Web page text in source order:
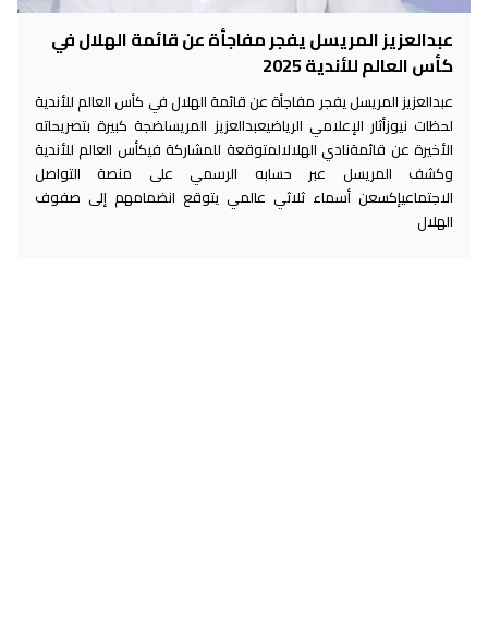
عبدالعزيز المريسل يفجر مفاجأة عن قائمة الهلال في
كأس العالم للأندية 2025
عبدالعزيز المريسل يفجر مفاجأة عن قائمة الهلال في كأس العالم للأندية
لحظات نيوزأثار الإعلامي الرياضيعبدالعزيز المريسلضجة كبيرة بتصريحاته
الأخيرة عن قائمةنادي الهلالالمتوقعة للمشاركة فيكأس العالم للأندية
وكشف المريسل عبر حسابه الرسمي على منصة التواصل
الاجتماعيإكسعن أسماء ثلاثي عالمي يتوقع انضمامهم إلى صفوف
الهلال